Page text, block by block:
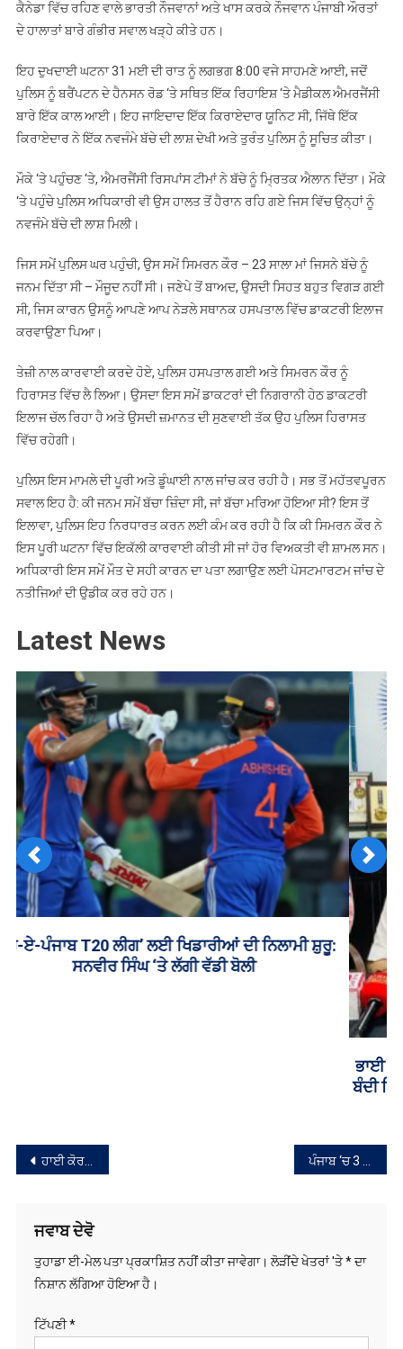
ਕੈਨੇਡਾ ਵਿੱਚ ਰਹਿਣ ਵਾਲੇ ਭਾਰਤੀ ਨੌਜਵਾਨਾਂ ਅਤੇ ਖਾਸ ਕਰਕੇ ਨੌਜਵਾਨ ਪੰਜਾਬੀ ਔਰਤਾਂ
ਦੇ ਹਾਲਾਤਾਂ ਬਾਰੇ ਗੰਭੀਰ ਸਵਾਲ ਖੜ੍ਹੇ ਕੀਤੇ ਹਨ।
ਇਹ ਦੁਖਦਾਈ ਘਟਨਾ 31 ਮਈ ਦੀ ਰਾਤ ਨੂੰ ਲਗਭਗ 8:00 ਵਜੇ ਸਾਹਮਣੇ ਆਈ, ਜਦੋਂ
ਪੁਲਿਸ ਨੂੰ ਬਰੈਂਪਟਨ ਦੇ ਹੈਨਸਨ ਰੋਡ ‘ਤੇ ਸਥਿਤ ਇੱਕ ਰਿਹਾਇਸ਼ ‘ਤੇ ਮੈਡੀਕਲ ਐਮਰਜੈਂਸੀ
ਬਾਰੇ ਇੱਕ ਕਾਲ ਆਈ। ਇਹ ਜਾਇਦਾਦ ਇੱਕ ਕਿਰਾਏਦਾਰ ਯੂਨਿਟ ਸੀ, ਜਿੱਥੇ ਇੱਕ
ਕਿਰਾਏਦਾਰ ਨੇ ਇੱਕ ਨਵਜੰਮੇ ਬੱਚੇ ਦੀ ਲਾਸ਼ ਦੇਖੀ ਅਤੇ ਤੁਰੰਤ ਪੁਲਿਸ ਨੂੰ ਸੂਚਿਤ ਕੀਤਾ।
ਮੌਕੇ ‘ਤੇ ਪਹੁੰਚਣ ‘ਤੇ, ਐਮਰਜੈਂਸੀ ਰਿਸਪਾਂਸ ਟੀਮਾਂ ਨੇ ਬੱਚੇ ਨੂੰ ਮ੍ਰਿਤਕ ਐਲਾਨ ਦਿੱਤਾ। ਮੌਕੇ
‘ਤੇ ਪਹੁੰਚੇ ਪੁਲਿਸ ਅਧਿਕਾਰੀ ਵੀ ਉਸ ਹਾਲਤ ਤੋਂ ਹੈਰਾਨ ਰਹਿ ਗਏ ਜਿਸ ਵਿੱਚ ਉਨ੍ਹਾਂ ਨੂੰ
ਨਵਜੰਮੇ ਬੱਚੇ ਦੀ ਲਾਸ਼ ਮਿਲੀ।
ਜਿਸ ਸਮੇਂ ਪੁਲਿਸ ਘਰ ਪਹੁੰਚੀ, ਉਸ ਸਮੇਂ ਸਿਮਰਨ ਕੌਰ – 23 ਸਾਲਾ ਮਾਂ ਜਿਸਨੇ ਬੱਚੇ ਨੂੰ
ਜਨਮ ਦਿੱਤਾ ਸੀ – ਮੌਜੂਦ ਨਹੀਂ ਸੀ। ਜਣੇਪੇ ਤੋਂ ਬਾਅਦ, ਉਸਦੀ ਸਿਹਤ ਬਹੁਤ ਵਿਗੜ ਗਈ
ਸੀ, ਜਿਸ ਕਾਰਨ ਉਸਨੂੰ ਆਪਣੇ ਆਪ ਨੇੜਲੇ ਸਥਾਨਕ ਹਸਪਤਾਲ ਵਿੱਚ ਡਾਕਟਰੀ ਇਲਾਜ
ਕਰਵਾਉਣਾ ਪਿਆ।
ਤੇਜ਼ੀ ਨਾਲ ਕਾਰਵਾਈ ਕਰਦੇ ਹੋਏ, ਪੁਲਿਸ ਹਸਪਤਾਲ ਗਈ ਅਤੇ ਸਿਮਰਨ ਕੌਰ ਨੂੰ
ਹਿਰਾਸਤ ਵਿੱਚ ਲੈ ਲਿਆ। ਉਸਦਾ ਇਸ ਸਮੇਂ ਡਾਕਟਰਾਂ ਦੀ ਨਿਗਰਾਨੀ ਹੇਠ ਡਾਕਟਰੀ
ਇਲਾਜ ਚੱਲ ਰਿਹਾ ਹੈ ਅਤੇ ਉਸਦੀ ਜ਼ਮਾਨਤ ਦੀ ਸੁਣਵਾਈ ਤੱਕ ਉਹ ਪੁਲਿਸ ਹਿਰਾਸਤ
ਵਿੱਚ ਰਹੇਗੀ।
ਪੁਲਿਸ ਇਸ ਮਾਮਲੇ ਦੀ ਪੂਰੀ ਅਤੇ ਡੂੰਘਾਈ ਨਾਲ ਜਾਂਚ ਕਰ ਰਹੀ ਹੈ। ਸਭ ਤੋਂ ਮਹੱਤਵਪੂਰਨ
ਸਵਾਲ ਇਹ ਹੈ: ਕੀ ਜਨਮ ਸਮੇਂ ਬੱਚਾ ਜ਼ਿੰਦਾ ਸੀ, ਜਾਂ ਬੱਚਾ ਮਰਿਆ ਹੋਇਆ ਸੀ? ਇਸ ਤੋਂ
ਇਲਾਵਾ, ਪੁਲਿਸ ਇਹ ਨਿਰਧਾਰਤ ਕਰਨ ਲਈ ਕੰਮ ਕਰ ਰਹੀ ਹੈ ਕਿ ਕੀ ਸਿਮਰਨ ਕੌਰ ਨੇ
ਇਸ ਪੂਰੀ ਘਟਨਾ ਵਿੱਚ ਇਕੱਲੀ ਕਾਰਵਾਈ ਕੀਤੀ ਸੀ ਜਾਂ ਹੋਰ ਵਿਅਕਤੀ ਵੀ ਸ਼ਾਮਲ ਸਨ।
ਅਧਿਕਾਰੀ ਇਸ ਸਮੇਂ ਮੌਤ ਦੇ ਸਹੀ ਕਾਰਨ ਦਾ ਪਤਾ ਲਗਾਉਣ ਲਈ ਪੋਸਟਮਾਰਟਮ ਜਾਂਚ ਦੇ
ਨਤੀਜਿਆਂ ਦੀ ਉਡੀਕ ਕਰ ਰਹੇ ਹਨ।
Latest News
ਭਾਈ ਹਵਾਰਾ ਦੀ ਪੈਰੋਲ ਲਈ ਭਗਵੰਤ ਮਾਨ ਦਾ ਕਦਮ ਸ਼ਲਾਘਾਯੋਗ,
ਬੰਦੀ ਸਿੰਘਾਂ ਦੇ ਮਾਮਲੇ ਵੀ ਮਨੁੱਖਤਾ ਦੇ ਆਧਾਰ ’ਤੇ ਹੱਲ ਹੋਣ: ਹਰਮੀਤ
Previous Next
ਸੰਪਾਦਨਾ
ਹਾਈ ਕੋਰਟ ਦੇ ਹੁਕਮ ਦਰਕਿਨਾਰ, ਬਰਨਾਲਾ-ਮਾਨਸਾ ਹਾਈਵੇਅ ‘ਤੇ ਪੁਰਾਣੇ ਹਰੇ-ਭਰੇ ਦਰੱਖਤ ਕੱਟੇ
ਜਵਾਬ ਦੇਵੋ
ਤੁਹਾਡਾ ਈ-ਮੇਲ ਪਤਾ ਪ੍ਰਕਾਸ਼ਿਤ ਨਹੀਂ ਕੀਤਾ ਜਾਵੇਗਾ। ਲੋੜੀਂਦੇ ਖੇਤਰਾਂ 'ਤੇ*ਦਾ
ਨਿਸ਼ਾਨ ਲੱਗਿਆ ਹੋਇਆ ਹੈ।
ਟਿੱਪਣੀ*